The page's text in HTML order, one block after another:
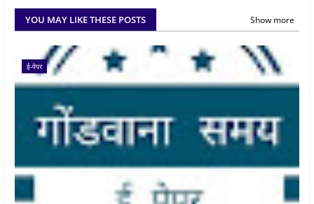
YOU MAY LIKE THESE POSTS Show more
ई-पेपर